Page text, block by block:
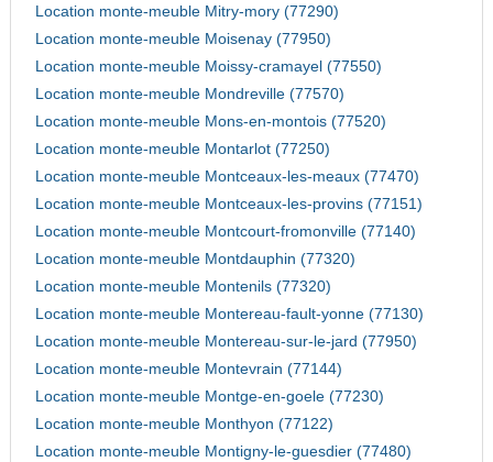
Location monte-meuble Mitry-mory (77290)
Location monte-meuble Moisenay (77950)
Location monte-meuble Moissy-cramayel (77550)
Location monte-meuble Mondreville (77570)
Location monte-meuble Mons-en-montois (77520)
Location monte-meuble Montarlot (77250)
Location monte-meuble Montceaux-les-meaux (77470)
Location monte-meuble Montceaux-les-provins (77151)
Location monte-meuble Montcourt-fromonville (77140)
Location monte-meuble Montdauphin (77320)
Location monte-meuble Montenils (77320)
Location monte-meuble Montereau-fault-yonne (77130)
Location monte-meuble Montereau-sur-le-jard (77950)
Location monte-meuble Montevrain (77144)
Location monte-meuble Montge-en-goele (77230)
Location monte-meuble Monthyon (77122)
Location monte-meuble Montigny-le-guesdier (77480)